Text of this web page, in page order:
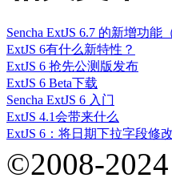
Sencha ExtJS 6.7 的新增功能
ExtJS 6有什么新特性？
ExtJS 6 抢先公测版发布
ExtJS 6 Beta下载
Sencha ExtJS 6 入门
ExtJS 4.1会带来什么
ExtJS 6：将日期下拉字段修
©2008-2024